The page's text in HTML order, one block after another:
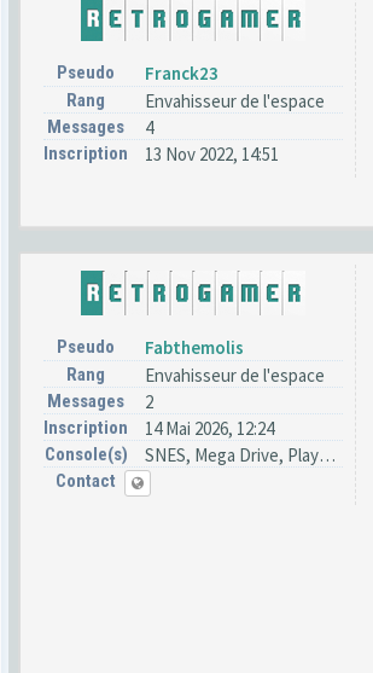
Pseudo Franck23
Rang Envahisseur de l'espace
Messages 4
Inscription 13 Nov 2022, 14:51
Pseudo Fabthemolis
Rang Envahisseur de l'espace
Messages 2
Inscription 14 Mai 2026, 12:24
Console(s) SNES, Mega Drive, PlayStation
Contact